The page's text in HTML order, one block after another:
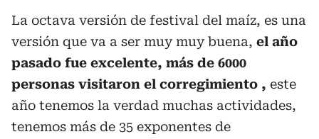
La octava versión de festival del maíz, es una
versión que va a ser muy muy buena, el año
pasado fue excelente, más de 6000
personas visitaron el corregimiento , este
año tenemos la verdad muchas actividades,
tenemos más de 35 exponentes de